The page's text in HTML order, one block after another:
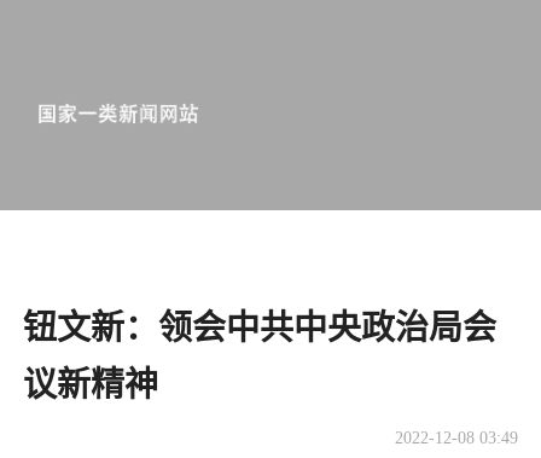
钮文新：领会中共中央政治局会
议新精神
2022-12-08 03:49